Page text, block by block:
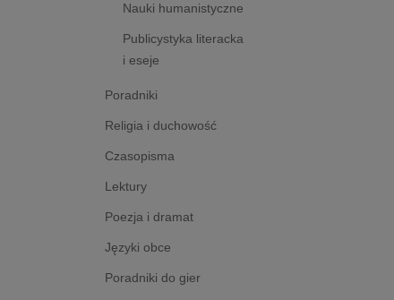
Nauki humanistyczne
Publicystyka literacka
i eseje
Poradniki
Religia i duchowość
Czasopisma
Lektury
Poezja i dramat
Języki obce
Poradniki do gier